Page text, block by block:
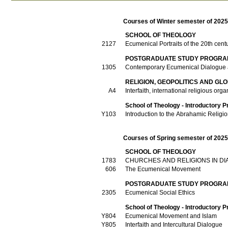
Courses of Winter semester of
SCHOOL OF THEOLOGY
2127
Ecumenical Portraits of the 20th
POSTGRADUATE STUDY
1305
Contemporary Ecumenical
RELIGION, GEOPOLITICS AND
Α4
Interfaith, international religious
School of Theology - Introductory
Υ103
Introduction to the Abrahamic
Courses of Spring semester of
SCHOOL OF THEOLOGY
1783
CHURCHES AND RELIGIONS IN
606
The Ecumenical Movement
POSTGRADUATE STUDY
2305
Ecumenical Social Ethics
School of Theology - Introductory
Υ804
Ecumenical Movement and Islam
Υ805
Interfaith and Intercultural Dialogue